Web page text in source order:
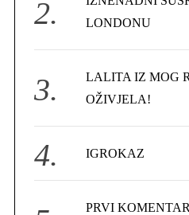
LONDONU
LALITA IZ MOG
OŽIVJELA!
IGROKAZ
PRVI